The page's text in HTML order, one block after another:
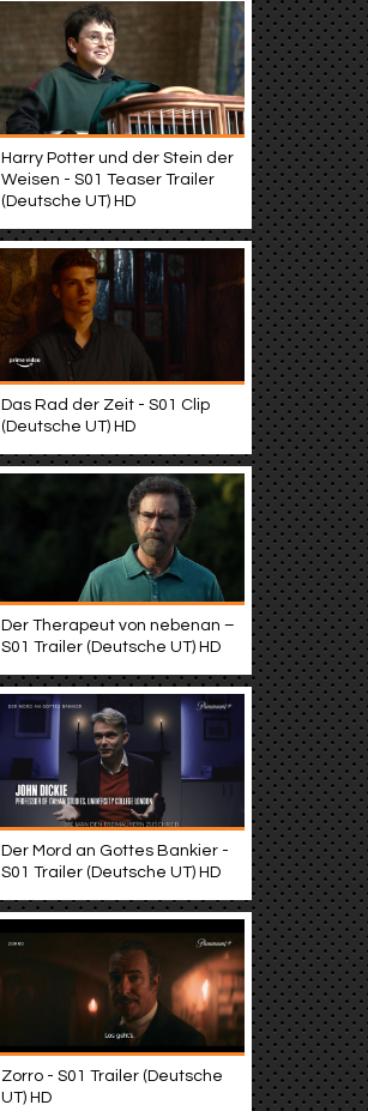
Harry Potter und der Stein der
Weisen - S01 Teaser Trailer
(Deutsche UT) HD
Das Rad der Zeit - S01 Clip
(Deutsche UT) HD
Der Therapeut von nebenan –
S01 Trailer (Deutsche UT) HD
Der Mord an Gottes Bankier -
S01 Trailer (Deutsche UT) HD
Zorro - S01 Trailer (Deutsche
UT) HD